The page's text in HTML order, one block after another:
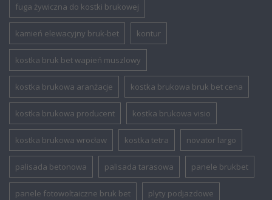
fuga żywiczna do kostki brukowej
kamień elewacyjny bruk-bet kontur
kostka bruk bet wapień muszlowy
kostka brukowa aranżacje kostka brukowa bruk bet cena
kostka brukowa producent kostka brukowa visio
kostka brukowa wrocław kostka tetra novator largo
palisada betonowa palisada tarasowa panele brukbet
panele fotowoltaiczne bruk bet plyty podjazdowe